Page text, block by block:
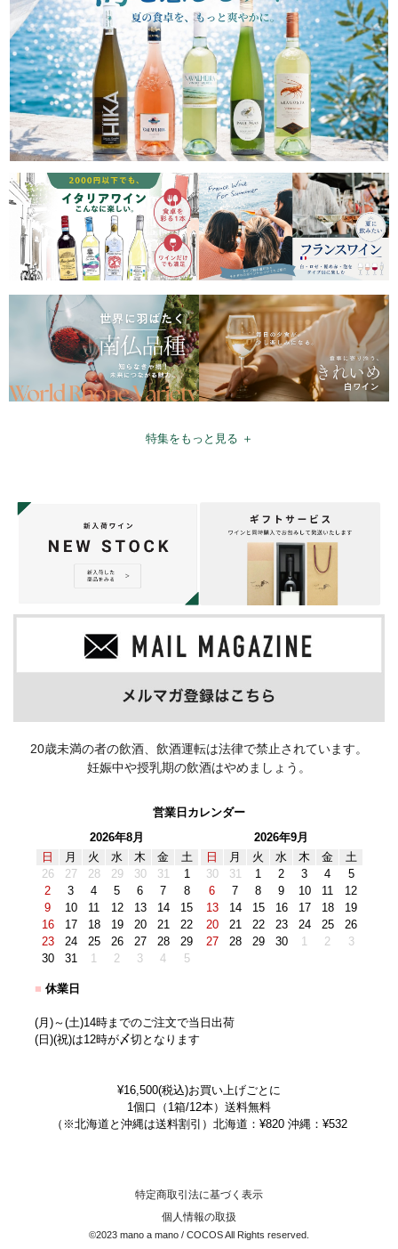
特集をもっと見る ＋
20歳未満の者の飲酒、飲酒運転は法律で禁止されています。
妊娠中や授乳期の飲酒はやめましょう。
営業日カレンダー
2026年8月
日
月 火 水 木 金
土
26
27 28 29 30 31
1
2
3 4 5 6 7
8
9
10 11 12 13 14
15
16
17 18 19 20 21
22
23
24 25 26 27 28
29
30
31 1 2 3 4 5
2026年9月
日
月 火 水 木 金
土
30
31 1 2 3 4
5
6
7 8 9 10 11
12
13
14 15 16 17 18
19
20
21 22 23 24 25
26
27
28 29 30 1 2 3
■ 休業日
(月)～(土)14時までのご注文で当日出荷
(日)(祝)は12時が〆切となります
¥16,500(税込)お買い上げごとに
1個口（1箱/12本）送料無料
（※北海道と沖縄は送料割引）北海道：¥820 沖縄：¥532
特定商取引法に基づく表示
個人情報の取扱
©2023 mano a mano / COCOS All Rights reserved.